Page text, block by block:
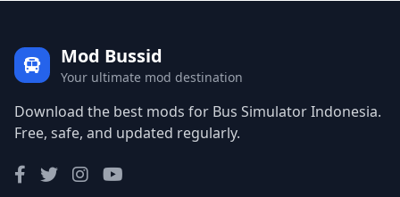
Mod Bussid
Your ultimate mod destination
Download the best mods for Bus Simulator Indonesia.
Free, safe, and updated regularly.